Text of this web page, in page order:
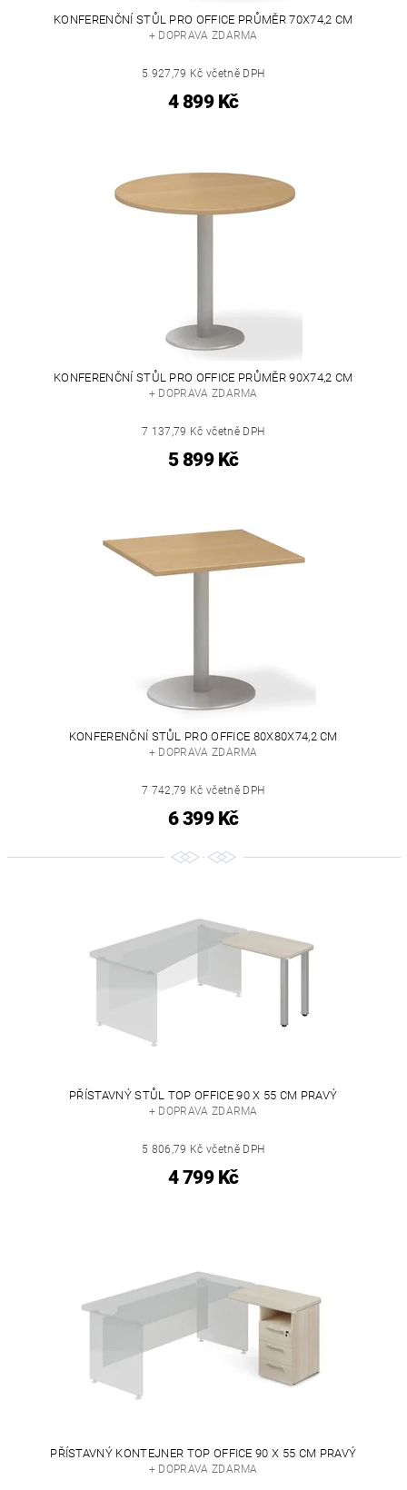
KONFERENČNÍ STŮL PRO OFFICE PRŮMĚR 70X74,2 CM
+ DOPRAVA ZDARMA
5 927,79 Kč včetně DPH
4 899 Kč
KONFERENČNÍ STŮL PRO OFFICE PRŮMĚR 90X74,2 CM
+ DOPRAVA ZDARMA
7 137,79 Kč včetně DPH
5 899 Kč
KONFERENČNÍ STŮL PRO OFFICE 80X80X74,2 CM
+ DOPRAVA ZDARMA
7 742,79 Kč včetně DPH
6 399 Kč
PŘÍSTAVNÝ STŮL TOP OFFICE 90 X 55 CM PRAVÝ
+ DOPRAVA ZDARMA
5 806,79 Kč včetně DPH
4 799 Kč
PŘÍSTAVNÝ KONTEJNER TOP OFFICE 90 X 55 CM PRAVÝ
+ DOPRAVA ZDARMA